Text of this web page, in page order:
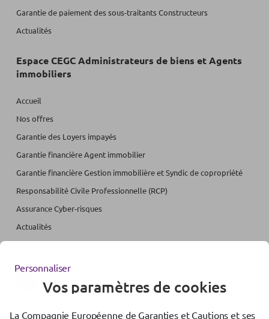
Garantie de paiement des sous-traitants Constructeurs
Actualités
Espace CEGC Administrateurs de biens et Agents
immobiliers
Accueil
Nos offres
Garantie des Loyers impayés
Garantie financière Agent immobilier
Garantie financière Gestion immobilière et Syndic de copropriété
Responsabilité Civile Professionnelle (RCP)
Assurance Cyber-risques
Actualités
Accessibilité : partiellement conforme
Personnaliser
Vos paramètres de cookies
La Compagnie Européenne de Garanties et Cautions et ses